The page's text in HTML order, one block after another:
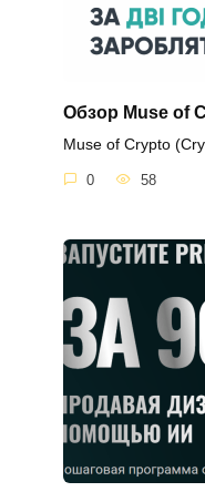
Обзор Muse of
Muse of Crypto
0 58